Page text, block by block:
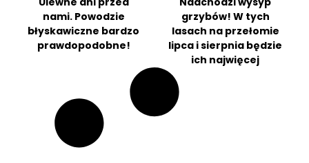
nami. Powodzie
błyskawiczne bardzo
prawdopodobne!
grzybów! W tych
lasach na przełomie
lipca i sierpnia będzie
ich najwięcej